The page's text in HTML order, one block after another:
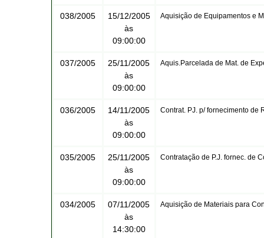
038/2005
15/12/2005
às
09:00:00
Aquisição de Equipamentos e
037/2005
25/11/2005
às
09:00:00
Aquis.Parcelada de Mat. de
036/2005
14/11/2005
às
09:00:00
Contrat. PJ. p/ fornecimento de
035/2005
25/11/2005
às
09:00:00
Contratação de P.J. fornec. de
034/2005
07/11/2005
às
14:30:00
Aquisição de Materiais para